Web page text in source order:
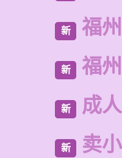
新 福
新 福
新 成
新 卖